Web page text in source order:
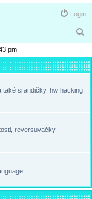
Login
a
r
pm
srandičky, hw hacking,
reversuvačky